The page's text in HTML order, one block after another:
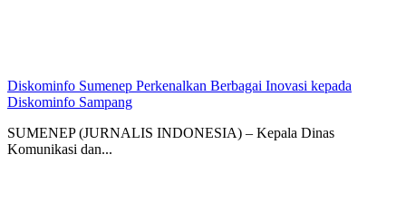
Diskominfo Sumenep Perkenalkan Berbagai Inovasi kepada
Diskominfo Sampang
SUMENEP (JURNALIS INDONESIA) – Kepala Dinas
Komunikasi dan...